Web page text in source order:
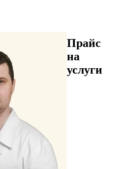
Прайс
на
услуги